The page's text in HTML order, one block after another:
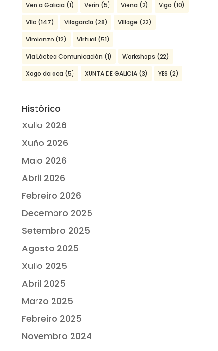
Ven a Galicia (1) Verín (5) Viena (2) Vigo (10)
Vila (147) Vilagarcía (28) Village (22)
Vimianzo (12) Virtual (51)
Vía Láctea Comunicación (1) Workshops (22)
Xogo da oca (5) XUNTA DE GALICIA(3) YES (2)
Histórico
Xullo 2026
Xuño 2026
Maio 2026
Abril 2026
Febreiro 2026
Decembro 2025
Setembro 2025
Agosto 2025
Xullo 2025
Abril 2025
Marzo 2025
Febreiro 2025
Novembro 2024